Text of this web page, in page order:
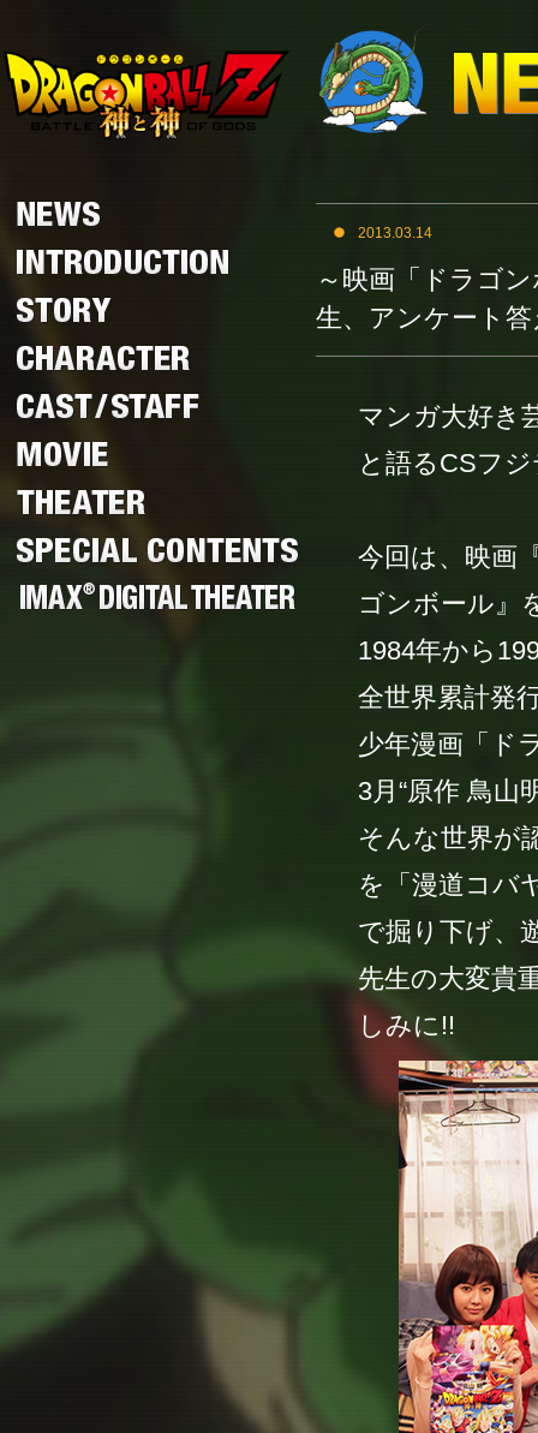
2013.03.14
～映画「ドラゴ
生、アンケート
マンガ大好き
と語るCSフ
今回は、映画
ゴンボール』
1984年から
全世界累計発
少年漫画「ド
3月“原作 鳥山
そんな世界が
を「漫道コバ
で掘り下げ、
先生の大変貴
しみに!!